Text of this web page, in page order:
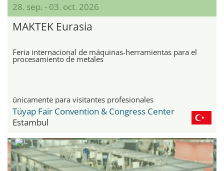
28. sep. - 03. oct. 2026
MAKTEK Eurasia
Feria internacional de máquinas-herramientas para el
procesamiento de metales
únicamente para visitantes profesionales
Tüyap Fair Convention & Congress Center
Estambul